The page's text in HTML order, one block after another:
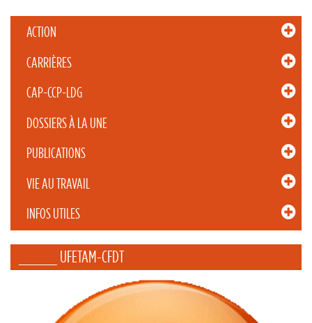
ACTION
CARRIÈRES
CAP-CCP-LDG
DOSSIERS À LA UNE
PUBLICATIONS
VIE AU TRAVAIL
INFOS UTILES
_____ UFETAM-CFDT